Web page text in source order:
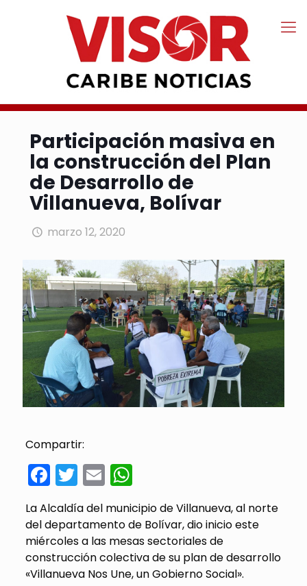
Participación masiva en
la construcción del Plan
de Desarrollo de
Villanueva, Bolívar
marzo 12, 2020
Compartir:
Facebook
Twitter
EmailWhatsApp
La Alcaldía del municipio de Villanueva, al norte
del departamento de Bolívar, dio inicio este
miércoles a las mesas sectoriales de
construcción colectiva de su plan de desarrollo
«Villanueva Nos Une, un Gobierno Social».